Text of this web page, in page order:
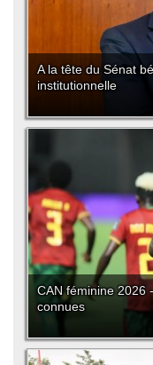
A la tête du Sénat
institutionnelle
CAN féminine 2026
connues